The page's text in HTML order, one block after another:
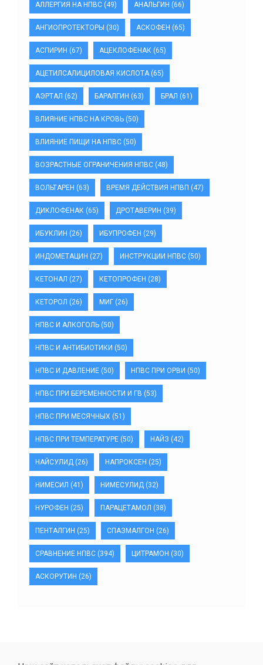
АЛЛЕРГИЯ НА НПВС (49) АНАЛЬГИН (66)
АНГИОПРОТЕКТОРЫ (30) АСКОФЕН (65)
АСПИРИН (67) АЦЕКЛОФЕНАК (65)
АЦЕТИЛСАЛИЦИЛОВАЯ КИСЛОТА(65)
АЭРТАЛ (62) БАРАЛГИН (63) БРАЛ (61)
ВЛИЯНИЕ НПВС НА КРОВЬ (50)
ВЛИЯНИЕ ПИЩИ НА НПВС (50)
ВОЗРАСТНЫЕ ОГРАНИЧЕНИЯ НПВС (48)
ВОЛЬТАРЕН (63) ВРЕМЯ ДЕЙСТВИЯ НПВП (47)
ДИКЛОФЕНАК (65) ДРОТАВЕРИН (39)
ИБУКЛИН (26) ИБУПРОФЕН (29)
ИНДОМЕТАЦИН (27) ИНСТРУКЦИИ НПВС (50)
КЕТОНАЛ (27) КЕТОПРОФЕН (28)
КЕТОРОЛ (26) МИГ (26)
НПВС И АЛКОГОЛЬ (50)
НПВС И АНТИБИОТИКИ (50)
НПВС И ДАВЛЕНИЕ (50) НПВС ПРИ ОРВИ (50)
НПВС ПРИ БЕРЕМЕННОСТИ И ГВ (53)
НПВС ПРИ МЕСЯЧНЫХ (51)
НПВС ПРИ ТЕМПЕРАТУРЕ (50) НАЙЗ (42)
НАЙСУЛИД (26) НАПРОКСЕН (25)
НИМЕСИЛ (41) НИМЕСУЛИД (32)
НУРОФЕН (25) ПАРАЦЕТАМОЛ (38)
ПЕНТАЛГИН (25) СПАЗМАЛГОН (26)
СРАВНЕНИЕ НПВС (394) ЦИТРАМОН (30)
АСКОРУТИН (26)